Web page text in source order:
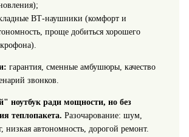
BT‑наушники (комфорт и
проще добиться хорошего
гарантия, сменные амбушюры, качество
звонков.
ноутбук ради мощности, но без
теплопакета. Разочарование: шум,
низкая автономность, дорогой ремонт.